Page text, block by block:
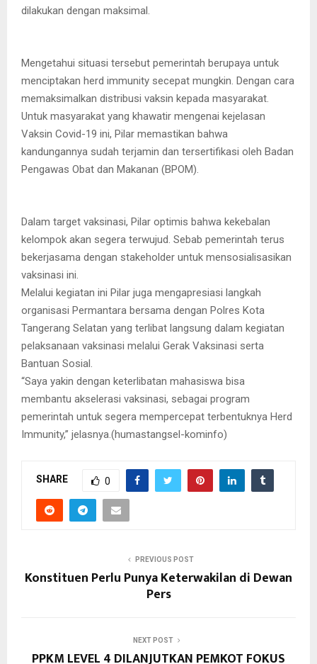
dilakukan dengan maksimal.
Mengetahui situasi tersebut pemerintah berupaya untuk
menciptakan herd immunity secepat mungkin. Dengan cara
memaksimalkan distribusi vaksin kepada masyarakat.
Untuk masyarakat yang khawatir mengenai kejelasan
Vaksin Covid-19 ini, Pilar memastikan bahwa
kandungannya sudah terjamin dan tersertifikasi oleh Badan
Pengawas Obat dan Makanan (BPOM).
Dalam target vaksinasi, Pilar optimis bahwa kekebalan
kelompok akan segera terwujud. Sebab pemerintah terus
bekerjasama dengan stakeholder untuk mensosialisasikan
vaksinasi ini.
Melalui kegiatan ini Pilar juga mengapresiasi langkah
organisasi Permantara bersama dengan Polres Kota
Tangerang Selatan yang terlibat langsung dalam kegiatan
pelaksanaan vaksinasi melalui Gerak Vaksinasi serta
Bantuan Sosial.
“Saya yakin dengan keterlibatan mahasiswa bisa
membantu akselerasi vaksinasi, sebagai program
pemerintah untuk segera mempercepat terbentuknya Herd
Immunity,” jelasnya.(humastangsel-kominfo)
SHARE 0
PREVIOUS POST
Konstituen Perlu Punya Keterwakilan di Dewan
Pers
NEXT POST
PPKM LEVEL 4 DILANJUTKAN PEMKOT FOKUS